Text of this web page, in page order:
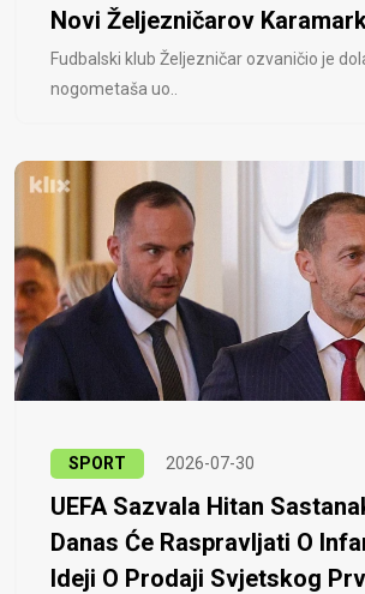
Novi Željezničarov
Fudbalski klub Željezničar ozvaničio je
nogometaša uo..
SPORT 2026-07-30
UEFA Sazvala Hitan
Danas Će Raspravljati O
Ideji O Prodaji Svjetskog